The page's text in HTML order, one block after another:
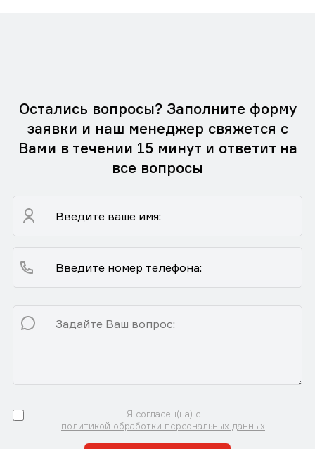
Остались вопросы? Заполните форму
заявки и наш менеджер свяжется с
Вами в течении 15 минут и ответит на
все вопросы
Я согласен(на) с
политикой обработки персональных данных